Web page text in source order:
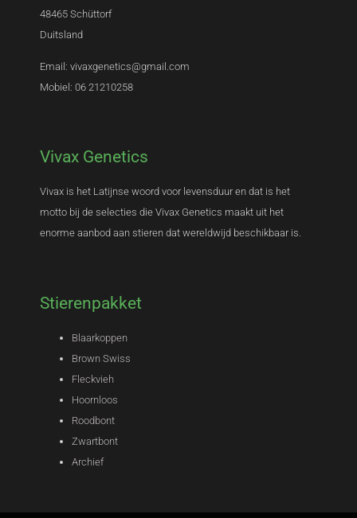
48465 Schüttorf
Duitsland
Email: vivaxgenetics@gmail.com
Mobiel: 06 21210258
Vivax Genetics
Vivax is het Latijnse woord voor levensduur en dat is het
motto bij de selecties die Vivax Genetics maakt uit het
enorme aanbod aan stieren dat wereldwijd beschikbaar is.
Stierenpakket
Blaarkoppen
Brown Swiss
Fleckvieh
Hoornloos
Roodbont
Zwartbont
Archief